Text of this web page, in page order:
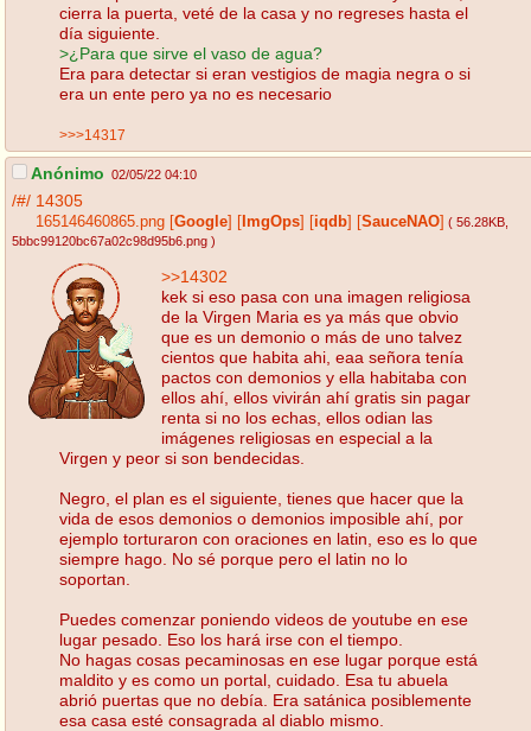
cierra la puerta, veté de la casa y no regreses hasta el
día siguiente.
>¿Para que sirve el vaso de agua?
Era para detectar si eran vestigios de magia negra o si
era un ente pero ya no es necesario
>>>14317
Anónimo 02/05/22 04:10
/#/ 14305
165146460865.png Google ImgOps iqdb SauceNAO ( 56.28KB
5bbc99120bc67a02c98d95b6.png )
>>14302
kek si eso pasa con una imagen religiosa
de la Virgen Maria es ya más que obvio
que es un demonio o más de uno talvez
cientos que habita ahi, eaa señora tenía
pactos con demonios y ella habitaba con
ellos ahí, ellos vivirán ahí gratis sin pagar
renta si no los echas, ellos odian las
imágenes religiosas en especial a la
Virgen y peor si son bendecidas.
Negro, el plan es el siguiente, tienes que hacer que la
vida de esos demonios o demonios imposible ahí, por
ejemplo torturaron con oraciones en latin, eso es lo que
siempre hago. No sé porque pero el latin no lo
soportan.
Puedes comenzar poniendo videos de youtube en ese
lugar pesado. Eso los hará irse con el tiempo.
No hagas cosas pecaminosas en ese lugar porque está
maldito y es como un portal, cuidado. Esa tu abuela
abrió puertas que no debía. Era satánica posiblemente
esa casa esté consagrada al diablo mismo.